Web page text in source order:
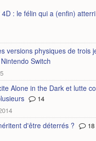
: le félin qui a (enfin)
versions physiques de trois
Switch
Alone in the Dark et lutte
14
d'être déterrés ?
18